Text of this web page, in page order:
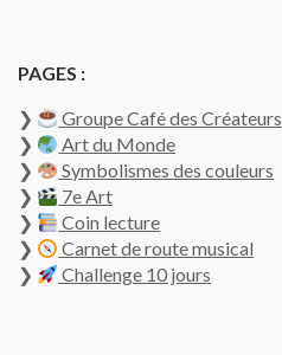
PAGES :
❯
Groupe Café des Créateurs
❯
Art du Monde
❯
Symbolismes des couleurs
❯
7e Art
❯
Coin lecture
❯
Carnet de route musical
❯
Challenge 10 jours